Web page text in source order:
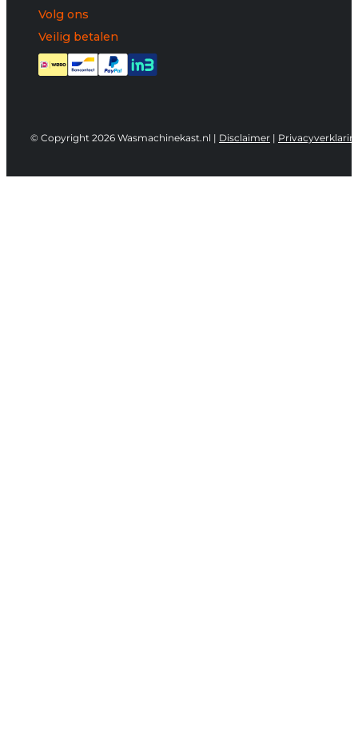
Volg ons
Veilig betalen
© Copyright 2026 Wasmachinekast.nl | Disclaimer |